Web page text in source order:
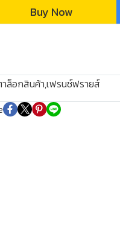
Buy Now
ล็อกสินค้า,เฟรนช์ฟรายส์